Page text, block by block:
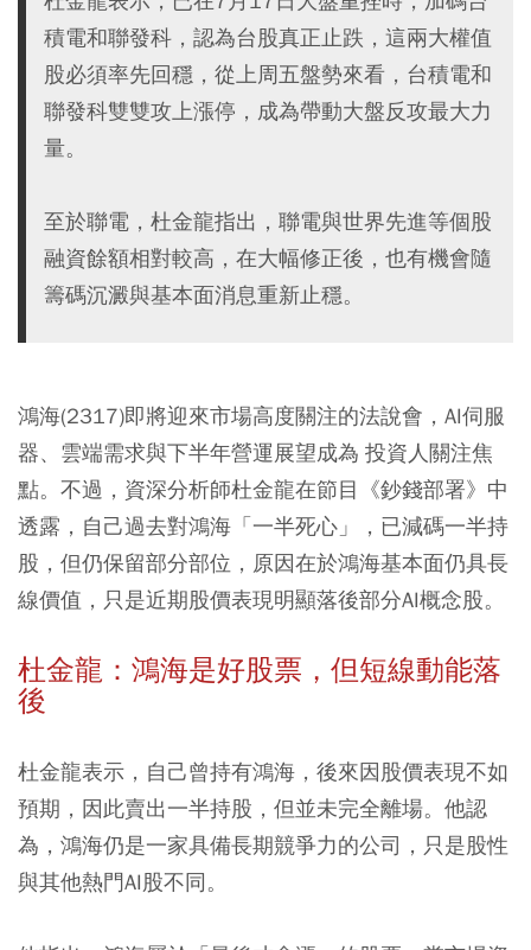
積電和聯發科，認為台股真正止跌，這兩大權值
股必須率先回穩，從上周五盤勢來看，台積電和
聯發科雙雙攻上漲停，成為帶動大盤反攻最大力
量。
至於聯電，杜金龍指出，聯電與世界先進等個股
融資餘額相對較高，在大幅修正後，也有機會隨
籌碼沉澱與基本面消息重新止穩。
鴻海(2317)即將迎來市場高度關注的法說會，AI伺服
器、雲端需求與下半年營運展望成為 投資人關注焦
點。不過，資深分析師杜金龍在節目《鈔錢部署》中
透露，自己過去對鴻海「一半死心」，已減碼一半持
股，但仍保留部分部位，原因在於鴻海基本面仍具長
線價值，只是近期股價表現明顯落後部分AI概念股。
杜金龍：鴻海是好股票，但短線動能落
後
杜金龍表示，自己曾持有鴻海，後來因股價表現不如
預期，因此賣出一半持股，但並未完全離場。他認
為，鴻海仍是一家具備長期競爭力的公司，只是股性
與其他熱門AI股不同。